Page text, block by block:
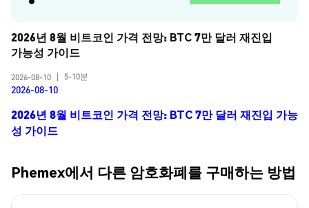
2026년 8월 비트코인 가격 전망: BTC 7만 달러 재진입
가능성 가이드
2026-08-10 5-10분
2026-08-10
2026년 8월 비트코인 가격 전망: BTC 7만 달러 재진입 가능
성 가이드
Phemex에서 다른 암호화폐를 구매하는 방법